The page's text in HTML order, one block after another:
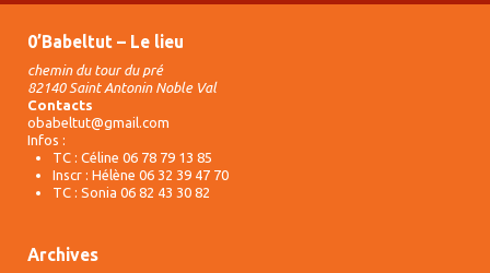
0’Babeltut – Le lieu
chemin du tour du pré
82140 Saint Antonin Noble Val
Contacts
obabeltut@gmail.com
Infos :
TC : Céline 06 78 79 13 85
Inscr : Hélène 06 32 39 47 70
TC : Sonia 06 82 43 30 82
Archives